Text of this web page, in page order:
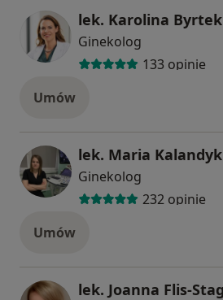
lek. Karolina Byrtek
Ginekolog
133 opinie
Umów
lek. Maria Kalandyk
Ginekolog
232 opinie
Umów